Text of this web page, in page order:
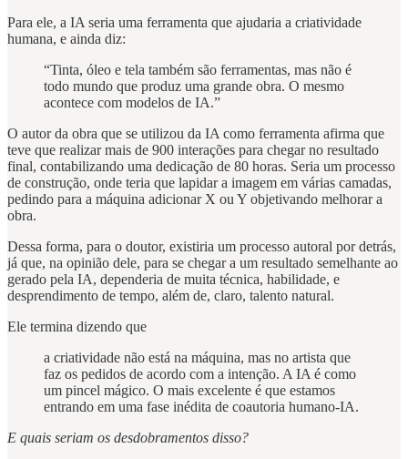
Para ele, a IA seria uma ferramenta que ajudaria a criatividade
humana, e ainda diz:
“Tinta, óleo e tela também são ferramentas, mas não é
todo mundo que produz uma grande obra. O mesmo
acontece com modelos de IA.”
O autor da obra que se utilizou da IA como ferramenta afirma que
teve que realizar mais de 900 interações para chegar no resultado
final, contabilizando uma dedicação de 80 horas. Seria um processo
de construção, onde teria que lapidar a imagem em várias camadas,
pedindo para a máquina adicionar X ou Y objetivando melhorar a
obra.
Dessa forma, para o doutor, existiria um processo autoral por detrás,
já que, na opinião dele, para se chegar a um resultado semelhante ao
gerado pela IA, dependeria de muita técnica, habilidade, e
desprendimento de tempo, além de, claro, talento natural.
Ele termina dizendo que
a criatividade não está na máquina, mas no artista que
faz os pedidos de acordo com a intenção. A IA é como
um pincel mágico. O mais excelente é que estamos
entrando em uma fase inédita de coautoria humano-IA.
E quais seriam os desdobramentos disso?